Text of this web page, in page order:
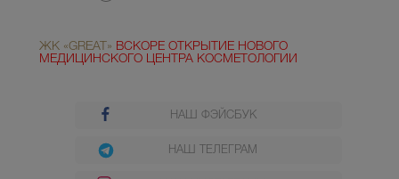
ЖК «GREAT» ВСКОРЕ ОТКРЫТИЕ НОВОГО
МЕДИЦИНСКОГО ЦЕНТРА КОСМЕТОЛОГИИ
НАШ ФЭЙСБУК
НАШ ТЕЛЕГРАМ